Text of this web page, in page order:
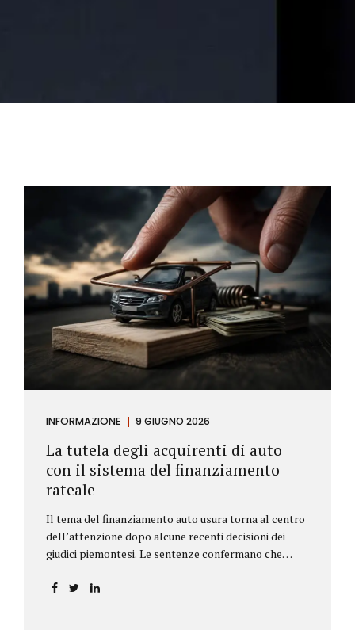
INFORMAZIONE 9 GIUGNO 2026
La tutela degli acquirenti di auto
con il sistema del finanziamento
rateale
Il tema del finanziamento auto usura torna al centro
dell’attenzione dopo alcune recenti decisioni dei
giudici piemontesi. Le sentenze confermano che
incidere sul calcolo del tasso effettivo e aprire la